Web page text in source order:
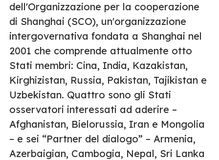
dell'Organizzazione per la cooperazione
di Shanghai (SCO), un'organizzazione
intergovernativa fondata a Shanghai nel
2001 che comprende attualmente otto
Stati membri: Cina, India, Kazakistan,
Kirghizistan, Russia, Pakistan, Tajikistan e
Uzbekistan. Quattro sono gli Stati
osservatori interessati ad aderire –
Afghanistan, Bielorussia, Iran e Mongolia
– e sei “Partner del dialogo” – Armenia,
Azerbaigian, Cambogia, Nepal, Sri Lanka